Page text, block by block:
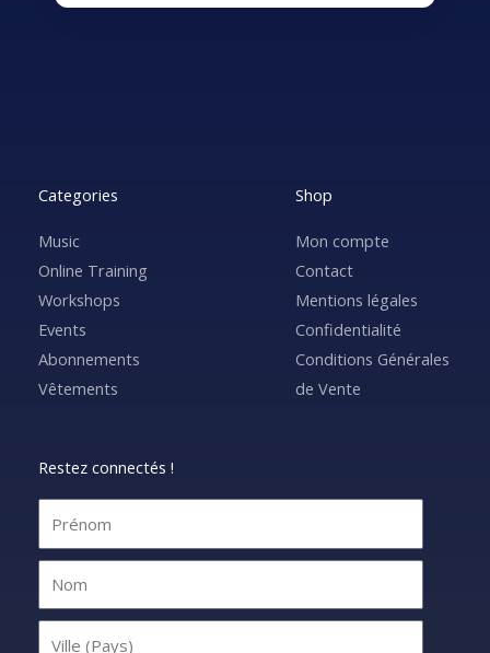
Categories
Music
Online Training
Workshops
Events
Abonnements
Vêtements
Shop
Mon compte
Contact
Mentions légales
Confidentialité
Conditions Générales
de Vente
Restez connectés !